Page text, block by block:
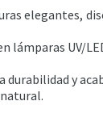
elegantes,
lámparas UV/
durabilidad y